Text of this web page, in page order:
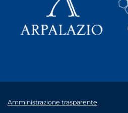
Amministrazione trasparente